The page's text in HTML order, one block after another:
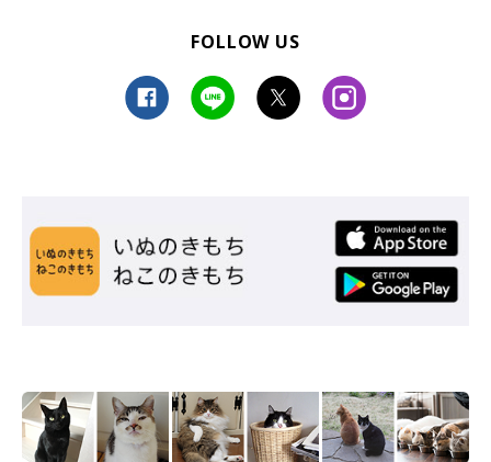
ねこのきもち投稿写真ギャラリー
るので、凝視されるのが苦手な猫は安心します。
忙しくて手が離せないときなどに言葉だけでお返事する場合は、
単語で返してみて。猫は2〜3語なら理解できるといわれ、自分の
猫は言葉を発しない動物ですが、さまざまな方法で飼い主さんに
FOLLOW US